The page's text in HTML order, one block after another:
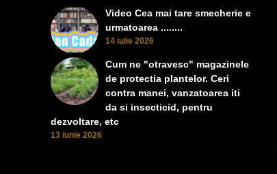
Video Cea mai tare smecherie e
urmatoarea ........
14 iulie 2026
Cum ne "otravesc" magazinele
de protectia plantelor. Ceri
contra manei, vanzatoarea iti
da si insecticid, pentru
dezvoltare, etc
13 iunie 2026